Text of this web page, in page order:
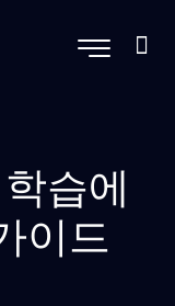
습에
이드